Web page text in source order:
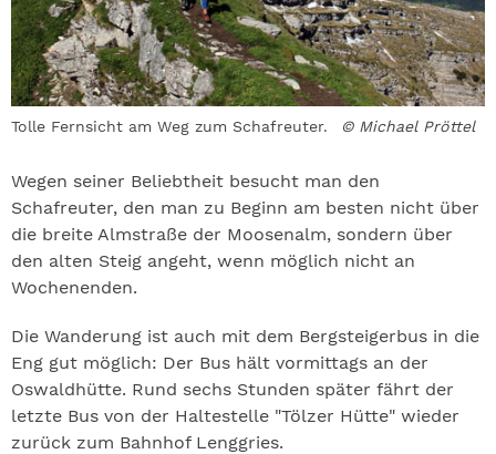
Tolle Fernsicht am Weg zum Schafreuter. © Michael Pröttel
Wegen seiner Beliebtheit besucht man den
Schafreuter, den man zu Beginn am besten nicht über
die breite Almstraße der Moosenalm, sondern über
den alten Steig angeht, wenn möglich nicht an
Wochenenden.
Die Wanderung ist auch mit dem Bergsteigerbus in die
Eng gut möglich: Der Bus hält vormittags an der
Oswaldhütte. Rund sechs Stunden später fährt der
letzte Bus von der Haltestelle "Tölzer Hütte" wieder
zurück zum Bahnhof Lenggries.